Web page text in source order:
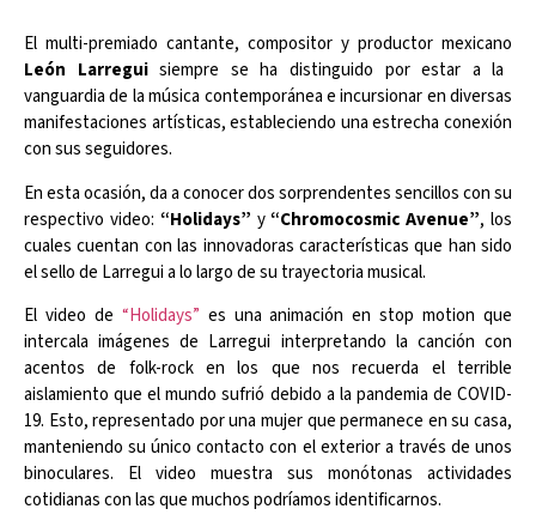
El multi-premiado cantante, compositor y productor mexicano
León Larreguisiempre se ha distinguido por estar a la
vanguardia de la música contemporánea e incursionar en diversas
manifestaciones artísticas, estableciendo una estrecha conexión
con sus seguidores.
En esta ocasión, da a conocer dos sorprendentes sencillos con su
respectivo video: “Holidays” y“Chromocosmic Avenue”, los
cuales cuentan con las innovadoras características que han sido
el sello de Larregui a lo largo de su trayectoria musical.
El video de “Holidays” es una animación en stop motion que
intercala imágenes de Larregui interpretando la canción con
acentos de folk-rock en los que nos recuerda el terrible
aislamiento que el mundo sufrió debido a la pandemia de COVID-
19. Esto, representado por una mujer que permanece en su casa,
manteniendo su único contacto con el exterior a través de unos
binoculares. El video muestra sus monótonas actividades
cotidianas con las que muchos podríamos identificarnos.